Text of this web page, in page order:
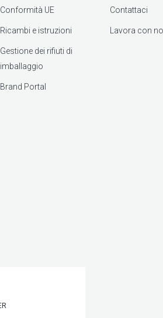
Conformità UE
Ricambi e istruzioni
Gestione dei rifiuti di
imballaggio
Brand Portal
Contattaci
Lavora con